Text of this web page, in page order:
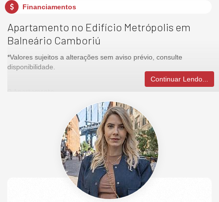
Financiamentos
Apartamento no Edifício Metrópolis em
Balneário Camboriú
*Valores sujeitos a alterações sem aviso prévio, consulte
disponibilidade.
O Apartamento:
3 Suítes (sendo 1 com closet hidromassagem)
Living integrado com espaço gourmet e churrasqueira
Banheiro de serviço
4 vagas de garagem privativas.
Continuar Lendo...